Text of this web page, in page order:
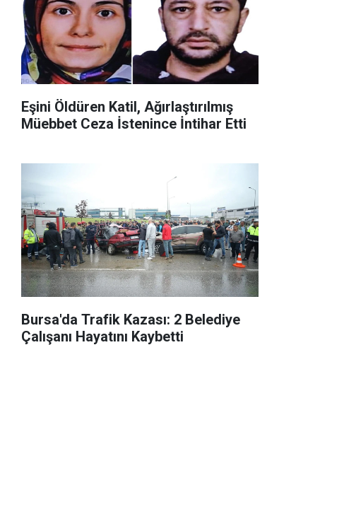
Eşini Öldüren Katil, Ağırlaştırılmış
Müebbet Ceza İstenince İntihar Etti
Bursa'da Trafik Kazası: 2 Belediye
Çalışanı Hayatını Kaybetti